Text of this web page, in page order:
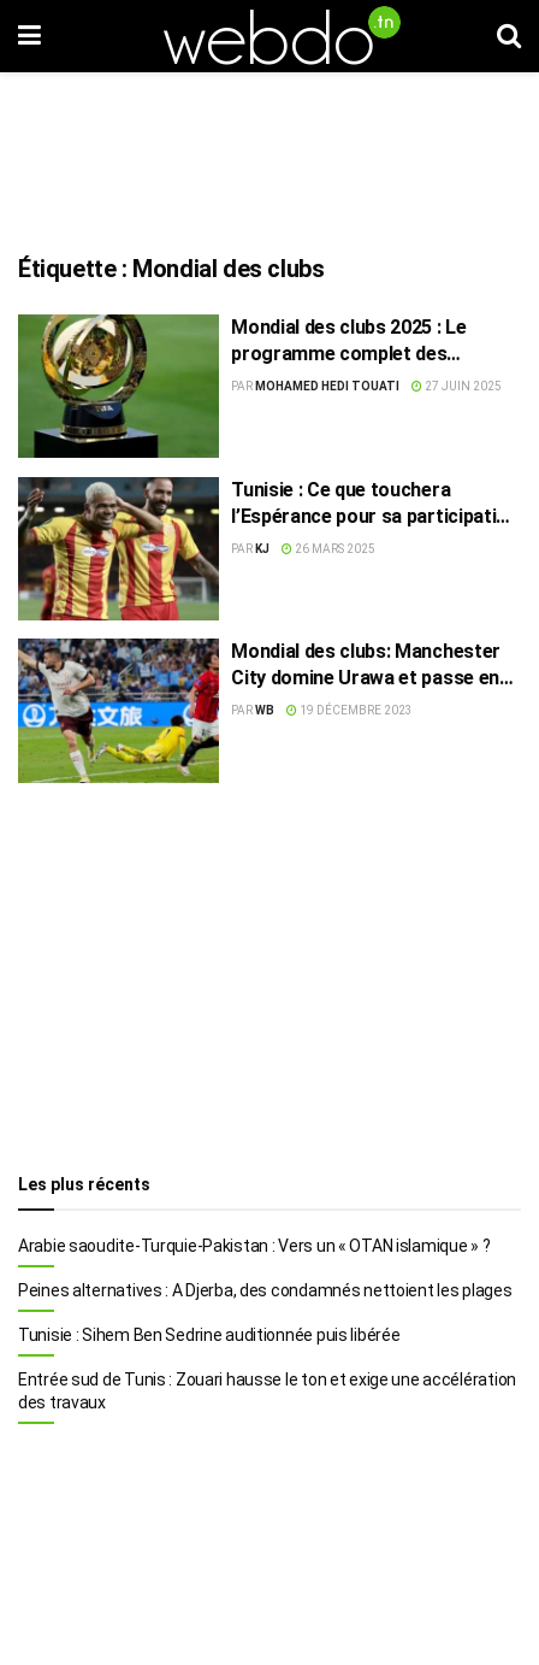
Étiquette : Mondial des clubs
Mondial des clubs 2025 : Le
programme complet des
huitièmes de finale
PAR MOHAMED HEDI TOUATI 27 JUIN 2025
Tunisie : Ce que touchera
l’Espérance pour sa participation
au Mondial
PAR KJ 26 MARS 2025
Mondial des clubs: Manchester
City domine Urawa et passe en
finale
PARWB 19 DÉCEMBRE 2023
Les plus récents
Arabie saoudite-Turquie-Pakistan : Vers un « OTAN islamique » ?
Peines alternatives : A Djerba, des condamnés nettoient les plages
Tunisie : Sihem Ben Sedrine auditionnée puis libérée
Entrée sud de Tunis : Zouari hausse le ton et exige une accélération
des travaux